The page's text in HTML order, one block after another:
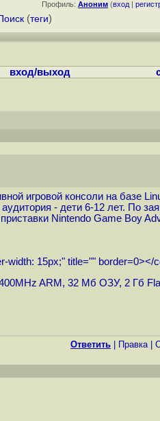
Профиль: Аноним (вход |
(теги)
вход/выход
игровой консоли на базе
- дети 6-12 лет. По
Nintendo Game Boy
width: 15px;" title="" border=0></
ARM, 32 Мб ОЗУ, 2 Гб
Ответить Правка|